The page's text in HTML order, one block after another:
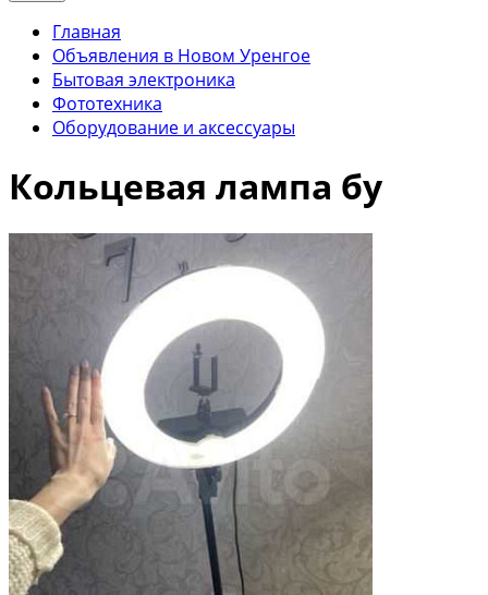
Главная
Объявления в Новом Уренгое
Бытовая электроника
Фототехника
Оборудование и аксессуары
Кольцевая лампа бу